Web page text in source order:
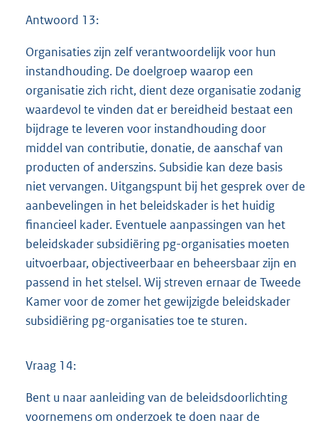
Antwoord 13:
Organisaties zijn zelf verantwoordelijk voor hun
instandhouding. De doelgroep waarop een
organisatie zich richt, dient deze organisatie zodanig
waardevol te vinden dat er bereidheid bestaat een
bijdrage te leveren voor instandhouding door
middel van contributie, donatie, de aanschaf van
producten of anderszins. Subsidie kan deze basis
niet vervangen. Uitgangspunt bij het gesprek over de
aanbevelingen in het beleidskader is het huidig
financieel kader. Eventuele aanpassingen van het
beleidskader subsidiëring pg-organisaties moeten
uitvoerbaar, objectiveerbaar en beheersbaar zijn en
passend in het stelsel. Wij streven ernaar de Tweede
Kamer voor de zomer het gewijzigde beleidskader
subsidiëring pg-organisaties toe te sturen.
Vraag 14:
Bent u naar aanleiding van de beleidsdoorlichting
voornemens om onderzoek te doen naar de